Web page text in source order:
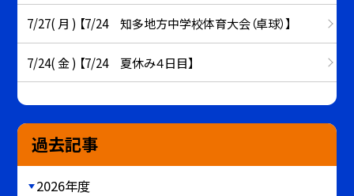
7/27( 月 ) 【7/24 知多地方中学校体育大会（卓球）】
7/24( 金 ) 【7/24 夏休み４日目】
過去記事
2026年度